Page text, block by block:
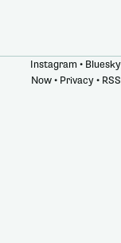
Instagram • Bluesky
Now• Privacy• RSS